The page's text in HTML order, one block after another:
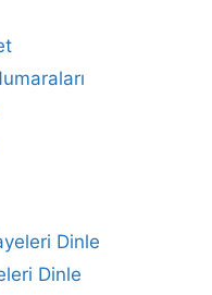
Dinle
Dinle